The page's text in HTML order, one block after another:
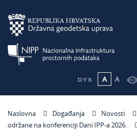
A A
Naslovna Događanja Novosti
održane na konferenciji Dani IPP-a 2026.